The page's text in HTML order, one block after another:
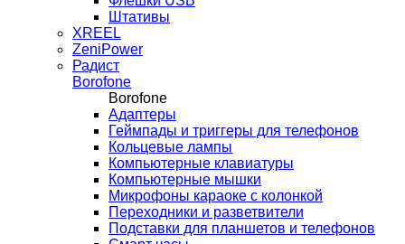
Штативы
XREEL
ZeniPower
Радист
Borofone
Borofone
Адаптеры
Геймпады и триггеры для телефонов
Кольцевые лампы
Компьютерные клавиатуры
Компьютерные мышки
Микрофоны караоке с колонкой
Переходники и разветвители
Подставки для планшетов и телефонов